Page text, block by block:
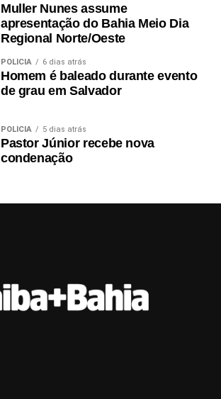
Muller Nunes assume
apresentação do Bahia Meio Dia
Regional Norte/Oeste
POLÍCIA 6 dias atrás
Homem é baleado durante evento
de grau em Salvador
POLÍCIA 5 dias atrás
Pastor Júnior recebe nova
condenação